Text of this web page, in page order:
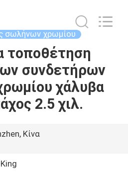
σωλήνων χρωμίου
τοποθέτηση
συνδετήρων
χάλυβα
2.5 χιλ.
Κίνα